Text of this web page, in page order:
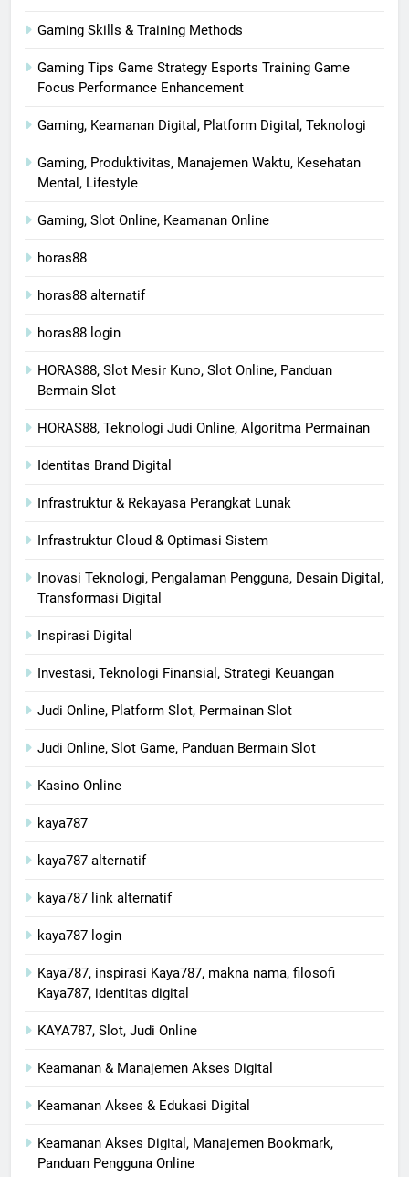
Gaming Skills & Training Methods
Gaming Tips Game Strategy Esports Training Game
Focus Performance Enhancement
Gaming, Keamanan Digital, Platform Digital, Teknologi
Gaming, Produktivitas, Manajemen Waktu, Kesehatan
Mental, Lifestyle
Gaming, Slot Online, Keamanan Online
horas88
horas88 alternatif
horas88 login
HORAS88, Slot Mesir Kuno, Slot Online, Panduan
Bermain Slot
HORAS88, Teknologi Judi Online, Algoritma Permainan
Identitas Brand Digital
Infrastruktur & Rekayasa Perangkat Lunak
Infrastruktur Cloud & Optimasi Sistem
Inovasi Teknologi, Pengalaman Pengguna, Desain Digital,
Transformasi Digital
Inspirasi Digital
Investasi, Teknologi Finansial, Strategi Keuangan
Judi Online, Platform Slot, Permainan Slot
Judi Online, Slot Game, Panduan Bermain Slot
Kasino Online
kaya787
kaya787 alternatif
kaya787 link alternatif
kaya787 login
Kaya787, inspirasi Kaya787, makna nama, filosofi
Kaya787, identitas digital
KAYA787, Slot, Judi Online
Keamanan & Manajemen Akses Digital
Keamanan Akses & Edukasi Digital
Keamanan Akses Digital, Manajemen Bookmark,
Panduan Pengguna Online